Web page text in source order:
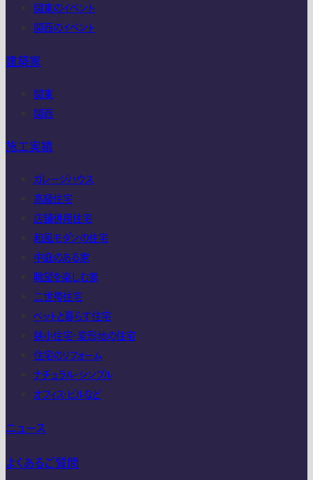
関東のイベント
関西のイベント
建築家
関東
関西
施工実績
ガレージハウス
高級住宅
店舗併用住宅
和風モダンの住宅
中庭のある家
眺望を楽しむ家
二世帯住宅
ペットと暮らす住宅
狭小住宅・変形地の住宅
住宅のリフォーム
ナチュラル・シンプル
オフィス・ビルなど
ニュース
よくあるご質問